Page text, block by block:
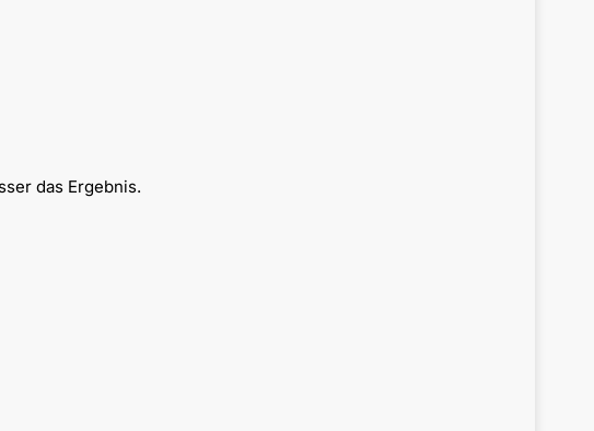
das Ergebnis.